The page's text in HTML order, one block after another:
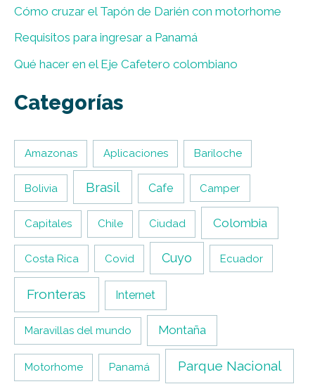
Cómo cruzar el Tapón de Darién con motorhome
Requisitos para ingresar a Panamá
Qué hacer en el Eje Cafetero colombiano
Categorías
Amazonas Aplicaciones Bariloche
Bolivia Brasil Cafe Camper
Capitales Chile Ciudad Colombia
Costa Rica Covid Cuyo Ecuador
Fronteras Internet
Maravillas del mundo Montaña
Motorhome Panamá Parque Nacional